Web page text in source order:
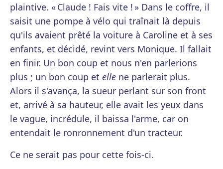
plaintive. « Claude ! Fais vite ! » Dans le coffre, il
saisit une pompe à vélo qui traînait là depuis
qu'ils avaient prêté la voiture à Caroline et à ses
enfants, et décidé, revint vers Monique. Il fallait
en finir. Un bon coup et nous n'en parlerions
plus ; un bon coup et elle ne parlerait plus.
Alors il s'avança, la sueur perlant sur son front
et, arrivé à sa hauteur, elle avait les yeux dans
le vague, incrédule, il baissa l'arme, car on
entendait le ronronnement d'un tracteur.
Ce ne serait pas pour cette fois-ci.